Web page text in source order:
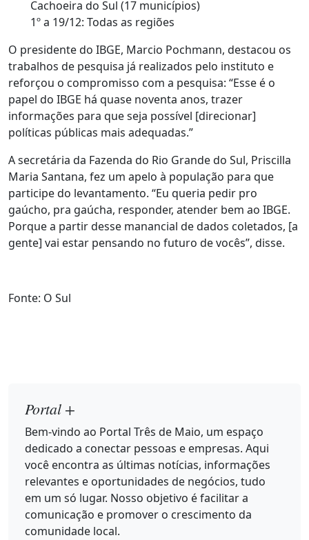
Cachoeira do Sul (17 municípios)
1º a 19/12: Todas as regiões
O presidente do IBGE, Marcio Pochmann, destacou os
trabalhos de pesquisa já realizados pelo instituto e
reforçou o compromisso com a pesquisa: “Esse é o
papel do IBGE há quase noventa anos, trazer
informações para que seja possível [direcionar]
políticas públicas mais adequadas.”
A secretária da Fazenda do Rio Grande do Sul, Priscilla
Maria Santana, fez um apelo à população para que
participe do levantamento. “Eu queria pedir pro
gaúcho, pra gaúcha, responder, atender bem ao IBGE.
Porque a partir desse manancial de dados coletados, [a
gente] vai estar pensando no futuro de vocês”, disse.
Fonte: O Sul
Portal +
Bem-vindo ao Portal Três de Maio, um espaço
dedicado a conectar pessoas e empresas. Aqui
você encontra as últimas notícias, informações
relevantes e oportunidades de negócios, tudo
em um só lugar. Nosso objetivo é facilitar a
comunicação e promover o crescimento da
comunidade local.